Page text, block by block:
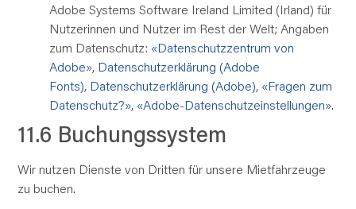
Adobe Systems Software Ireland Limited (Irland) für
Nutzerinnen und Nutzer im Rest der Welt; Angaben
zum Datenschutz: «Datenschutzzentrum von
Adobe», Datenschutzerklärung (Adobe
Fonts), Datenschutzerklärung (Adobe), «Fragen zum
Datenschutz?», «Adobe-Datenschutzeinstellungen».
11.6 Buchungssystem
Wir nutzen Dienste von Dritten für unsere Mietfahrzeuge
zu buchen.